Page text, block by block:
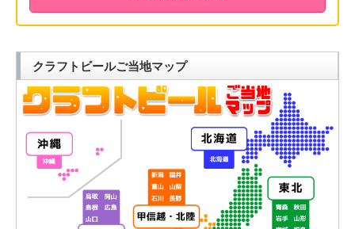
クラフトビールご当地マップ